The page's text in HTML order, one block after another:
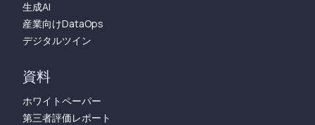
生成AI
産業向けDataOps
デジタルツイン
資料
ホワイトペーパー
第三者評価レポート